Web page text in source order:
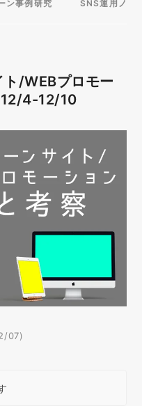
ン事例研究 SNS運用ノウ
ト/WEBプロモー
4-12/10
07)